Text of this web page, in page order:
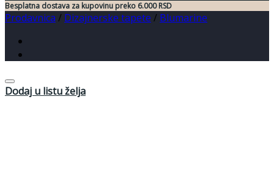
Besplatna dostava za kupovinu preko 6.000 RSD
Prodavnica / Dizajnerske tapete / Blumarine
Dodaj u listu želja